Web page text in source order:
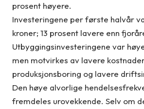
prosent høyere.
Investeringene per første halvår
kroner; 13 prosent lavere enn
Utbyggingsinvesteringene var
men motvirkes av lavere
produksjonsboring og lavere
Den høye alvorlige
fremdeles urovekkende. Selv om